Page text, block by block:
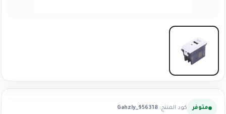
متوفر كود المنتج: Gahzly_956318